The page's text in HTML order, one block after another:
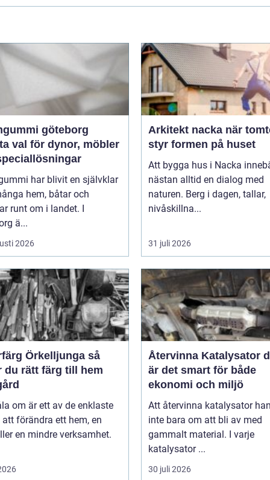
göteborg
val för dynor, möbler
har blivit en självklar
hem, båtar och
runt om i landet. I
ä...
2026
Arkitekt nacka när tomten
styr formen på huset
Att bygga hus i Nacka
nästan alltid en dialog med
naturen. Berg i dagen, tallar,
nivåskillna...
31 juli 2026
Örkelljunga så
du rätt färg till hem
om är ett av de enklaste
förändra ett hem, en
en mindre verksamhet.
Återvinna Katalysator därför
är det smart för både
ekonomi och miljö
Att återvinna katalysator
inte bara om att bli av med
gammalt material. I varje
katalysator ...
30 juli 2026